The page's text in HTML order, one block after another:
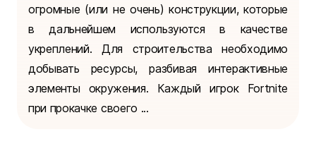
огромные (или не очень) конструкции, которые
в дальнейшем используются в качестве
укреплений. Для строительства необходимо
добывать ресурсы, разбивая интерактивные
элементы окружения. Каждый игрок Fortnite
при прокачке своего ...